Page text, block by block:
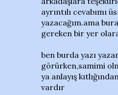
ayrıntılı cevabımı
yazacağım.ama
gereken bir yer
ben burda yazı
görürken,samimi
ya anlayış
vardır